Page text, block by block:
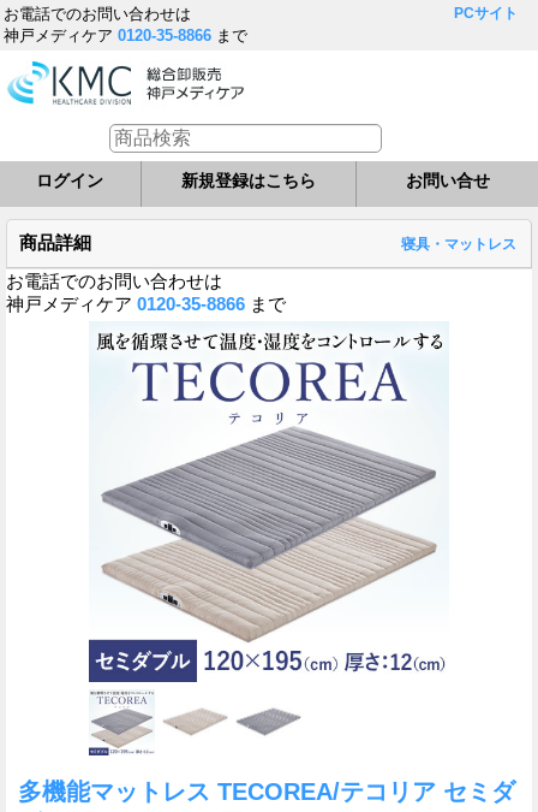
お電話でのお問い合わせは
神戸メディケア 0120-35-8866 まで
PCサイト
ログイン 新規登録はこちら お問い合せ
商品詳細 寝具・マットレス
お電話でのお問い合わせは
神戸メディケア 0120-35-8866 まで
多機能マットレス TECOREA/テコリア セミダ